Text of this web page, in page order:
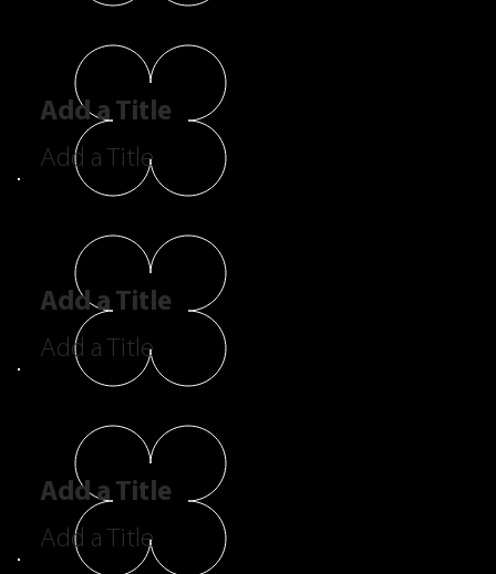
Add a Title
Add a Title
Add a Title
Add a Title
Add a Title
Add a Title